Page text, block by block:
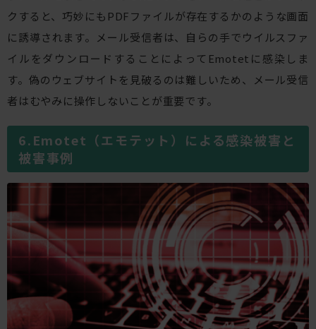
クすると、巧妙にもPDFファイルが存在するかのような画面
に誘導されます。メール受信者は、自らの手でウイルスファ
イルをダウンロードすることによってEmotetに感染しま
す。偽のウェブサイトを見破るのは難しいため、メール受信
者はむやみに操作しないことが重要です。
Emotet（エモテット）による感染被害と
被害事例